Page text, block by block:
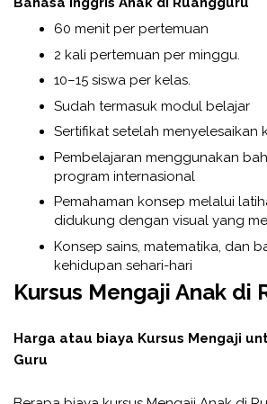
60 menit per pertemuan
2 kali pertemuan per minggu.
10–15 siswa per kelas.
Sudah termasuk modul belajar
Sertifikat setelah menyelesaikan
Pembelajaran menggunakan
program internasional
Pemahaman konsep melalui
didukung dengan visual yang
Konsep sains, matematika, dan
kehidupan sehari-hari
Kursus Mengaji Anak di
Harga atau biaya Kursus Mengaji
Guru